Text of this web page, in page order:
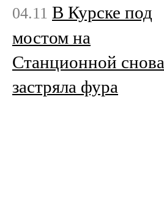
04.11 В Курске под
мостом на
Станционной снова
застряла фура